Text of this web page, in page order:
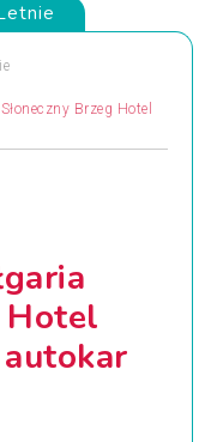
Brzeg Hotel
Hotel